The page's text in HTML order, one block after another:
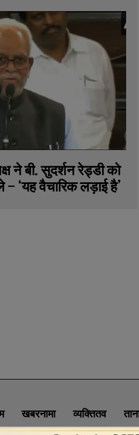
ने बी. सुदर्शन रेड्डी को
– ‘यह वैचारिक लड़ाई है’
खबरनामा व्यक्तितव